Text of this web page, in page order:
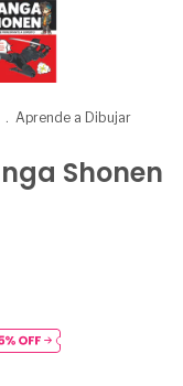
. Aprende a Dibujar
Shonen